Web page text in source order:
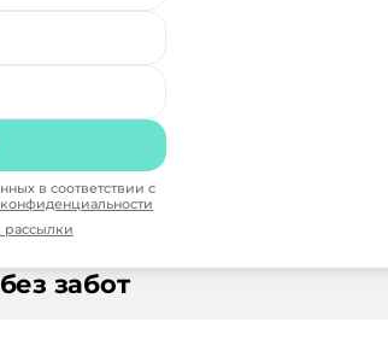
в соответствии с
рассылки
забот